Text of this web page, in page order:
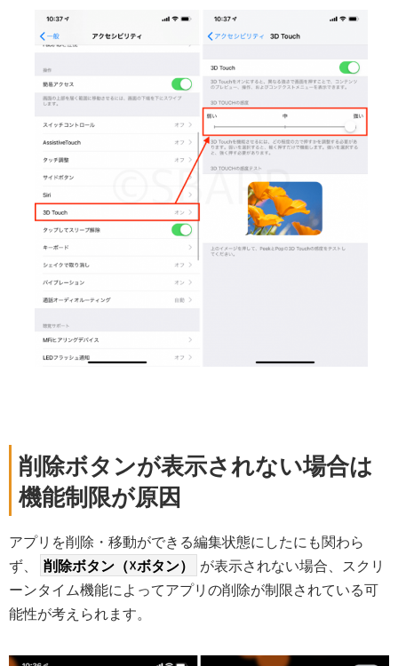
削除ボタンが表示されない場合は
機能制限が原因
アプリを削除・移動ができる編集状態にしたにも関わら
ず、
削除ボタン（☓ボタン）
が表示されない場合、スクリ
ーンタイム機能によってアプリの削除が制限されている可
能性が考えられます。